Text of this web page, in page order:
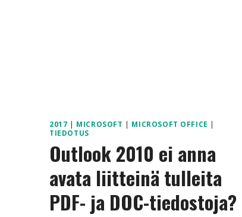
2017 | MICROSOFT | MICROSOFT OFFICE |
TIEDOTUS
Outlook 2010 ei anna
avata liitteinä tulleita
PDF- ja DOC-tiedostoja?